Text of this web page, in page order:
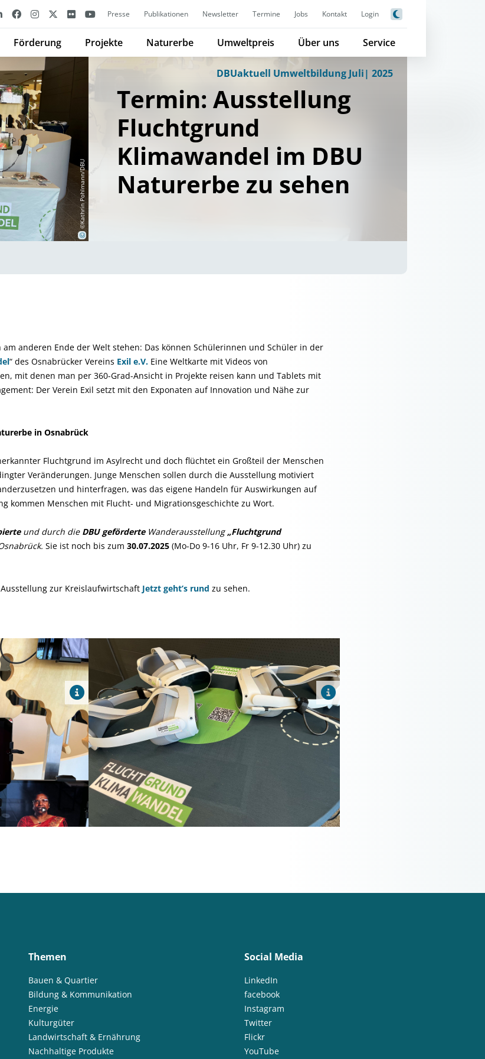
Presse Publikationen Newsletter Termine Jobs Kontakt Login
Förderung Projekte Naturerbe Umweltpreis Über uns Service
©
©Kathrin Pohlmann/DBU
DBUaktuell Umweltbildung Juli| 2025
Termin: Ausstellung
Fluchtgrund
Klimawandel im DBU
Naturerbe zu sehen
anderen Ende der Welt stehen: Das können Schülerinnen und Schüler in der
“ des Osnabrücker Vereins Exil e.V. Eine Weltkarte mit Videos von
mit denen man per 360-Grad-Ansicht in Projekte reisen kann und Tablets mit
Der Verein Exil setzt mit den Exponaten auf Innovation und Nähe zur
in Osnabrück
Fluchtgrund im Asylrecht und doch flüchtet ein Großteil der Menschen
Veränderungen. Junge Menschen sollen durch die Ausstellung motiviert
und hinterfragen, was das eigene Handeln für Auswirkungen auf
kommen Menschen mit Flucht- und Migrationsgeschichte zu Wort.
und durch die DBU geförderteWanderausstellung„Fluchtgrund
Sie ist noch bis zum 30.07.2025 (Mo-Do 9-16 Uhr, Fr 9-12.30 Uhr) zu
zur Kreislaufwirtschaft Jetzt geht’s rund zu sehen.
Themen
Bauen & Quartier
Bildung & Kommunikation
Energie
Kulturgüter
Landwirtschaft & Ernährung
Nachhaltige Produkte
Social Media
LinkedIn
facebook
Instagram
Twitter
Flickr
YouTube